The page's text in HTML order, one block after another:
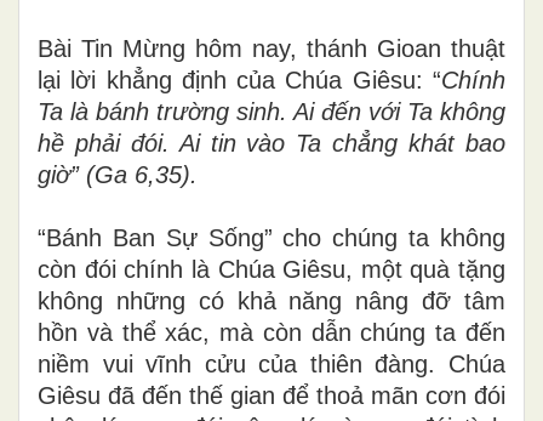
Bài Tin Mừng hôm nay, thánh Gioan thuật
lại lời khẳng định của Chúa Giêsu: “Chính
Ta là bánh trường sinh. Ai đến với Ta không
hề phải đói. Ai tin vào Ta chẳng khát bao
giờ” (Ga 6,35).
“Bánh Ban Sự Sống” cho chúng ta không
còn đói chính là Chúa Giêsu, một quà tặng
không những có khả năng nâng đỡ tâm
hồn và thể xác, mà còn dẫn chúng ta đến
niềm vui vĩnh cửu của thiên đàng. Chúa
Giêsu đã đến thế gian để thoả mãn cơn đói